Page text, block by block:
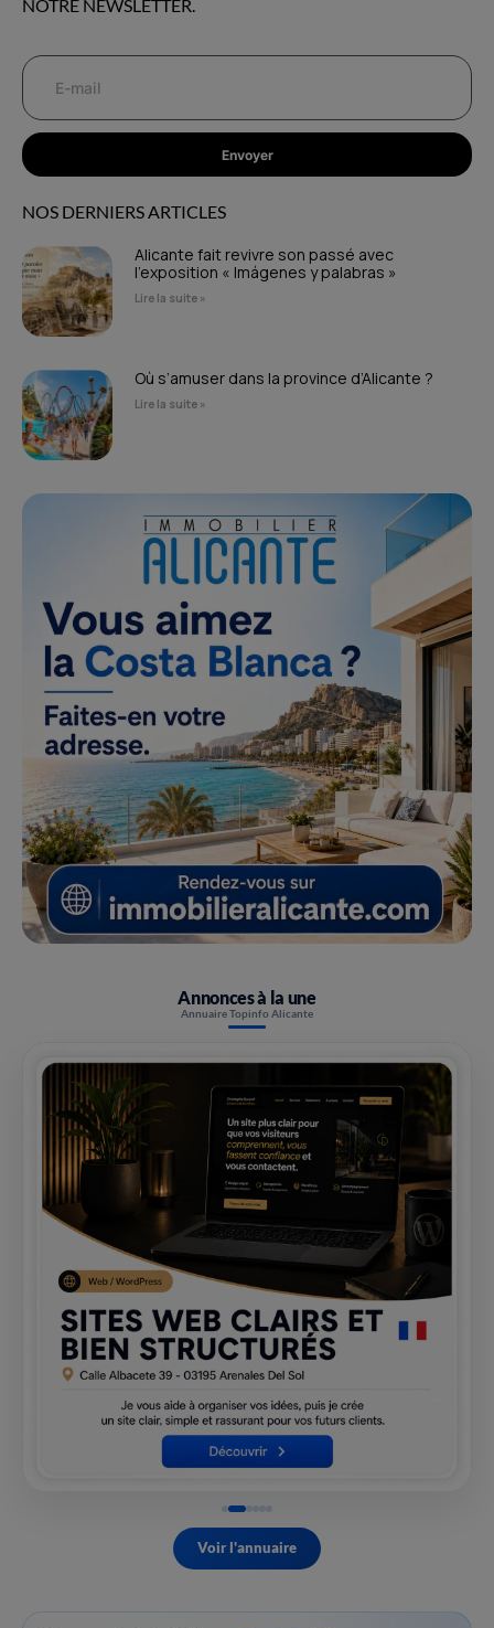
NOTRE NEWSLETTER.
Envoyer
NOS DERNIERS ARTICLES
Alicante fait revivre son passé avec
l’exposition « Imágenes y palabras »
Lire la suite »
Où s’amuser dans la province d’Alicante ?
Lire la suite »
Annonces à la une
Annuaire Topinfo Alicante
Voir l'annuaire